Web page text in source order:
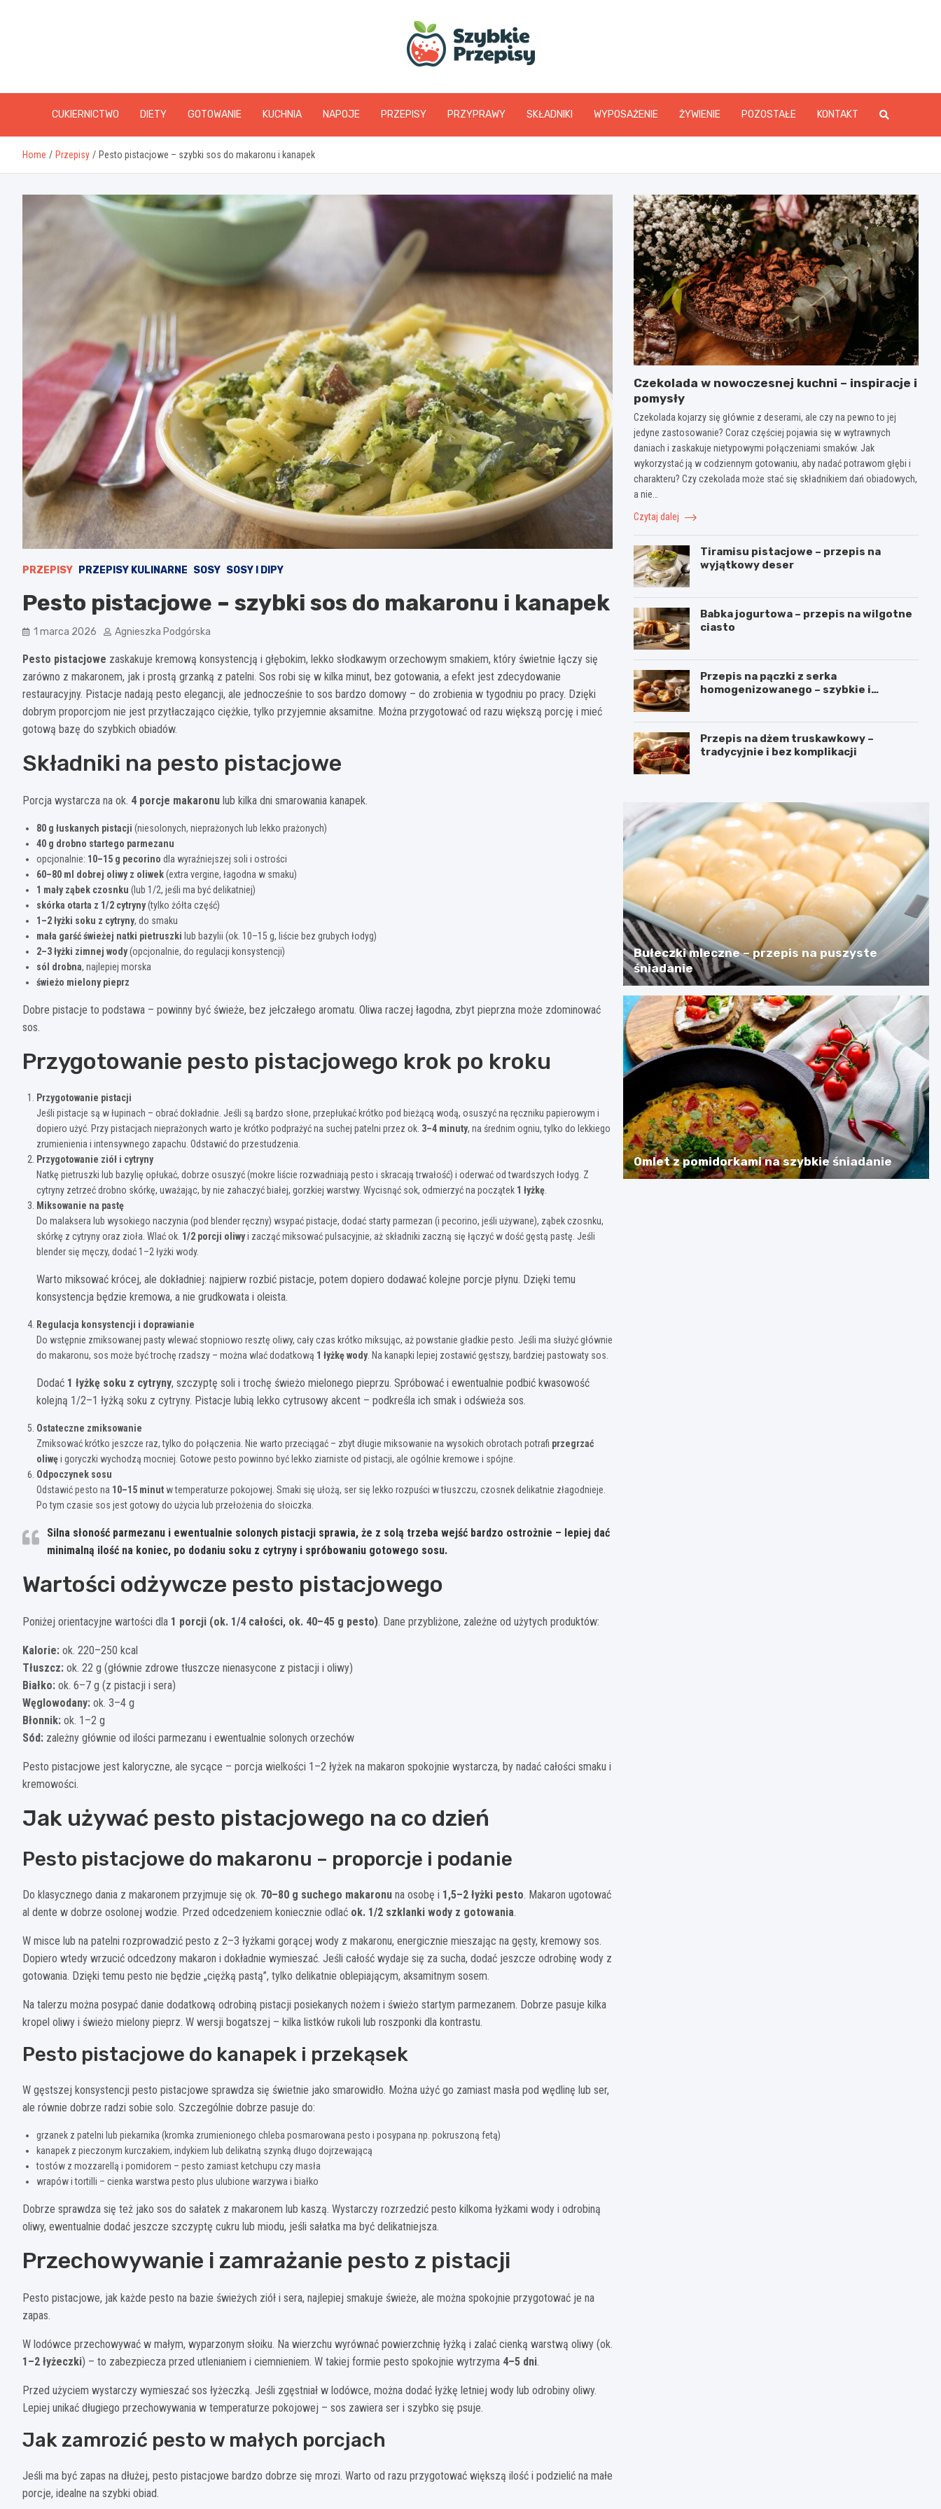
www.szybkieprzepisy.pl
CUKIERNICTWO DIETY GOTOWANIE KUCHNIA NAPOJE PRZEPISY PRZYPRAWY SKŁADNIKI WYPOSAŻENIE ŻYWIENIE POZOSTAŁE KONTAKT
Home Przepisy Pesto pistacjowe – szybki sos do makaronu i kanapek
PRZEPISY PRZEPISY KULINARNE SOSY SOSY I DIPY
Pesto pistacjowe – szybki sos do makaronu i kanapek
1 marca 2026 Agnieszka Podgórska
Pesto pistacjowe zaskakuje kremową konsystencją i głębokim, lekko słodkawym orzechowym smakiem, który świetnie łączy się
zarówno z makaronem, jak i prostą grzanką z patelni. Sos robi się w kilka minut, bez gotowania, a efekt jest zdecydowanie
restauracyjny. Pistacje nadają pesto elegancji, ale jednocześnie to sos bardzo domowy – do zrobienia w tygodniu po pracy. Dzięki
dobrym proporcjom nie jest przytłaczająco ciężkie, tylko przyjemnie aksamitne. Można przygotować od razu większą porcję i mieć
gotową bazę do szybkich obiadów.
Składniki na pesto pistacjowe
Porcja wystarcza na ok. 4 porcje makaronu lub kilka dni smarowania kanapek.
80 g łuskanych pistacji (niesolonych, nieprażonych lub lekko prażonych)
40 g drobno startego parmezanu
opcjonalnie: 10–15 g pecorino dla wyraźniejszej soli i ostrości
60–80 ml dobrej oliwy z oliwek(extra vergine, łagodna w smaku)
1 mały ząbek czosnku (lub 1/2, jeśli ma być delikatniej)
skórka otarta z 1/2 cytryny(tylko żółta część)
1–2 łyżki soku z cytryny, do smaku
mała garść świeżej natki pietruszki lub bazylii (ok. 10–15 g, liście bez grubych łodyg)
2–3 łyżki zimnej wody(opcjonalnie, do regulacji konsystencji)
sól drobna, najlepiej morska
świeżo mielony pieprz
Dobre pistacje to podstawa – powinny być świeże, bez jełczałego aromatu. Oliwa raczej łagodna, zbyt pieprzna może zdominować
sos.
Przygotowanie pesto pistacjowego krok po kroku
Przygotowanie pistacji
Jeśli pistacje są w łupinach – obrać dokładnie. Jeśli są bardzo słone, przepłukać krótko pod bieżącą wodą, osuszyć na ręczniku papierowym i
dopiero użyć. Przy pistacjach nieprażonych warto je krótko podprażyć na suchej patelni przez ok. 3–4 minuty, na średnim ogniu, tylko do lekkiego
zrumienienia i intensywnego zapachu. Odstawić do przestudzenia.
Przygotowanie ziół i cytryny
Natkę pietruszki lub bazylię opłukać, dobrze osuszyć (mokre liście rozwadniają pesto i skracają trwałość) i oderwać od twardszych łodyg. Z
cytryny zetrzeć drobno skórkę, uważając, by nie zahaczyć białej, gorzkiej warstwy. Wycisnąć sok, odmierzyć na początek 1 łyżkę
Miksowanie na pastę
Do malaksera lub wysokiego naczynia (pod blender ręczny) wsypać pistacje, dodać starty parmezan (i pecorino, jeśli używane), ząbek czosnku,
skórkę z cytryny oraz zioła. Wlać ok. 1/2 porcji oliwyi zacząć miksować pulsacyjnie, aż składniki zaczną się łączyć w dość gęstą pastę. Jeśli
blender się męczy, dodać 1–2 łyżki wody.
Warto miksować krócej, ale dokładniej: najpierw rozbić pistacje, potem dopiero dodawać kolejne porcje płynu. Dzięki temu
konsystencja będzie kremowa, a nie grudkowata i oleista.
Regulacja konsystencji i doprawianie
Do wstępnie zmiksowanej pasty wlewać stopniowo resztę oliwy, cały czas krótko miksując, aż powstanie gładkie pesto. Jeśli ma służyć głównie
do makaronu, sos może być trochę rzadszy – można wlać dodatkową 1 łyżkę wody. Na kanapki lepiej zostawić gęstszy, bardziej pastowaty sos.
Dodać 1 łyżkę soku z cytryny, szczyptę soli i trochę świeżo mielonego pieprzu. Spróbować i ewentualnie podbić kwasowość
kolejną 1/2–1 łyżką soku z cytryny. Pistacje lubią lekko cytrusowy akcent – podkreśla ich smak i odświeża sos.
Ostateczne zmiksowanie
Zmiksować krótko jeszcze raz, tylko do połączenia. Nie warto przeciągać – zbyt długie miksowanie na wysokich obrotach potrafi przegrzać
oliwęi goryczki wychodzą mocniej. Gotowe pesto powinno być lekko ziarniste od pistacji, ale ogólnie kremowe i spójne.
Odpoczynek sosu
Odstawić pesto na 10–15 minut w temperaturze pokojowej. Smaki się ułożą, ser się lekko rozpuści w tłuszczu, czosnek delikatnie złagodnieje.
Po tym czasie sos jest gotowy do użycia lub przełożenia do słoiczka.
Silna słoność parmezanu i ewentualnie solonych pistacji sprawia, że z solą trzeba wejść bardzo ostrożnie – lepiej dać
minimalną ilość na koniec, po dodaniu soku z cytryny i spróbowaniu gotowego sosu.
Wartości odżywcze pesto pistacjowego
Poniżej orientacyjne wartości dla 1 porcji (ok. 1/4 całości, ok. 40–45 g pesto). Dane przybliżone, zależne od użytych produktów:
Kalorie: ok. 220–250 kcal
Tłuszcz: ok. 22 g (głównie zdrowe tłuszcze nienasycone z pistacji i oliwy)
Białko: ok. 6–7 g (z pistacji i sera)
Węglowodany: ok. 3–4 g
Błonnik: ok. 1–2 g
Sód: zależny głównie od ilości parmezanu i ewentualnie solonych orzechów
Pesto pistacjowe jest kaloryczne, ale sycące – porcja wielkości 1–2 łyżek na makaron spokojnie wystarcza, by nadać całości smaku i
kremowości.
Jak używać pesto pistacjowego na co dzień
Pesto pistacjowe do makaronu – proporcje i podanie
Do klasycznego dania z makaronem przyjmuje się ok. 70–80 g suchego makaronu na osobę i 1,5–2 łyżki pesto. Makaron ugotować
al dente w dobrze osolonej wodzie. Przed odcedzeniem koniecznie odlać ok. 1/2 szklanki wody z gotowania.
W misce lub na patelni rozprowadzić pesto z 2–3 łyżkami gorącej wody z makaronu, energicznie mieszając na gęsty, kremowy sos.
Dopiero wtedy wrzucić odcedzony makaron i dokładnie wymieszać. Jeśli całość wydaje się za sucha, dodać jeszcze odrobinę wody z
gotowania. Dzięki temu pesto nie będzie „ciężką pastą”, tylko delikatnie oblepiającym, aksamitnym sosem.
Na talerzu można posypać danie dodatkową odrobiną pistacji posiekanych nożem i świeżo startym parmezanem. Dobrze pasuje kilka
kropel oliwy i świeżo mielony pieprz. W wersji bogatszej – kilka listków rukoli lub roszponki dla kontrastu.
Pesto pistacjowe do kanapek i przekąsek
W gęstszej konsystencji pesto pistacjowe sprawdza się świetnie jako smarowidło. Można użyć go zamiast masła pod wędlinę lub ser,
ale równie dobrze radzi sobie solo. Szczególnie dobrze pasuje do:
grzanek z patelni lub piekarnika (kromka zrumienionego chleba posmarowana pesto i posypana np. pokruszoną fetą)
kanapek z pieczonym kurczakiem, indykiem lub delikatną szynką długo dojrzewającą
tostów z mozzarellą i pomidorem – pesto zamiast ketchupu czy masła
wrapów i tortilli – cienka warstwa pesto plus ulubione warzywa i białko
Dobrze sprawdza się też jako sos do sałatek z makaronem lub kaszą. Wystarczy rozrzedzić pesto kilkoma łyżkami wody i odrobiną
oliwy, ewentualnie dodać jeszcze szczyptę cukru lub miodu, jeśli sałatka ma być delikatniejsza.
Przechowywanie i zamrażanie pesto z pistacji
Pesto pistacjowe, jak każde pesto na bazie świeżych ziół i sera, najlepiej smakuje świeże, ale można spokojnie przygotować je na
zapas.
W lodówce przechowywać w małym, wyparzonym słoiku. Na wierzchu wyrównać powierzchnię łyżką i zalać cienką warstwą oliwy (ok.
1–2 łyżeczki) – to zabezpiecza przed utlenianiem i ciemnieniem. W takiej formie pesto spokojnie wytrzyma 4–5 dni.
Przed użyciem wystarczy wymieszać sos łyżeczką. Jeśli zgęstniał w lodówce, można dodać łyżkę letniej wody lub odrobiny oliwy.
Lepiej unikać długiego przechowywania w temperaturze pokojowej – sos zawiera ser i szybko się psuje.
Jak zamrozić pesto w małych porcjach
Jeśli ma być zapas na dłużej, pesto pistacjowe bardzo dobrze się mrozi. Warto od razu przygotować większą ilość i podzielić na małe
porcje, idealne na szybki obiad.
Czekolada w nowoczesnej kuchni – inspiracje i
pomysły
Czekolada kojarzy się głównie z deserami, ale czy na pewno to jej
jedyne zastosowanie? Coraz częściej pojawia się w wytrawnych
daniach i zaskakuje nietypowymi połączeniami smaków. Jak
wykorzystać ją w codziennym gotowaniu, aby nadać potrawom głębi i
charakteru? Czy czekolada może stać się składnikiem dań obiadowych,
a nie…
Czytaj dalej
Tiramisu pistacjowe – przepis na
wyjątkowy deser
Babka jogurtowa – przepis na wilgotne
ciasto
Przepis na pączki z serka
homogenizowanego – szybkie i
Przepis na dżem truskawkowy –
tradycyjnie i bez komplikacji
Bułeczki mleczne – przepis na puszyste
śniadanie
Omlet z pomidorkami na szybkie śniadanie